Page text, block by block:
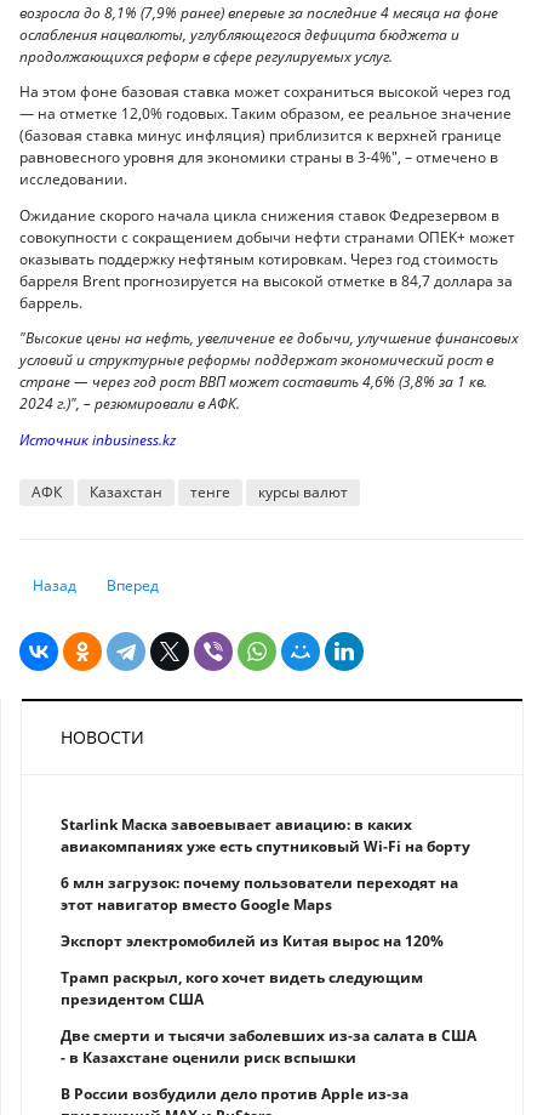
возросла до 8,1% (7,9% ранее) впервые за последние 4 месяца на фоне
ослабления нацвалюты, углубляющегося дефицита бюджета и
продолжающихся реформ в сфере регулируемых услуг.
На этом фоне базовая ставка может сохраниться высокой через год
— на отметке 12,0% годовых. Таким образом, ее реальное значение
(базовая ставка минус инфляция) приблизится к верхней границе
равновесного уровня для экономики страны в 3-4%", – отмечено в
исследовании.
Ожидание скорого начала цикла снижения ставок Федрезервом в
совокупности с сокращением добычи нефти странами ОПЕК+ может
оказывать поддержку нефтяным котировкам. Через год стоимость
барреля Brent прогнозируется на высокой отметке в 84,7 доллара за
баррель.
"Высокие цены на нефть, увеличение ее добычи, улучшение финансовых
условий и структурные реформы поддержат экономический рост в
стране — через год рост ВВП может составить 4,6% (3,8% за 1 кв.
2024 г.)", – резюмировали в АФК.
Источник inbusiness.kz
АФК Казахстан тенге курсы валют
Предыдущий: Придется копить: правила доступной аренды для
Назад Следующий: Господдержка многодетных семей в 2024 году
Вперед
НОВОСТИ
Starlink Маска завоевывает авиацию: в каких
авиакомпаниях уже есть спутниковый Wi-Fi на борту
6 млн загрузок: почему пользователи переходят на
этот навигатор вместо Google Maps
Экспорт электромобилей из Китая вырос на 120%
Трамп раскрыл, кого хочет видеть следующим
президентом США
Две смерти и тысячи заболевших из-за салата в США
- в Казахстане оценили риск вспышки
В России возбудили дело против Apple из-за